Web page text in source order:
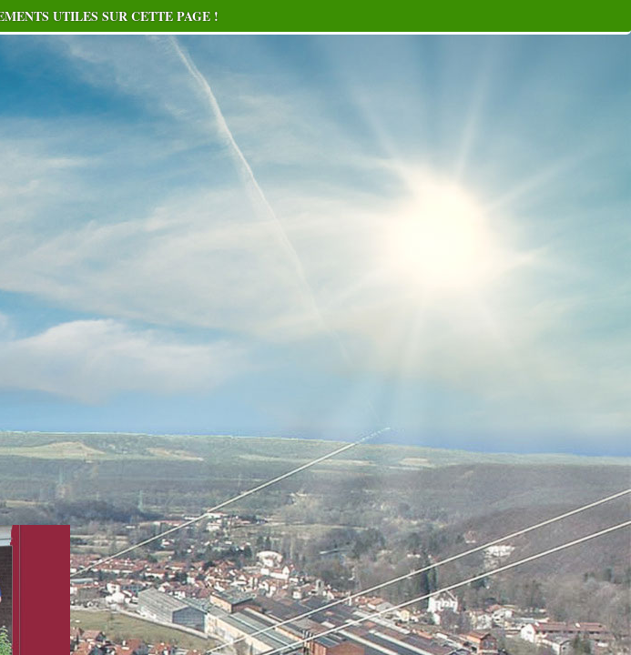
UTILES SUR CETTE PAGE !